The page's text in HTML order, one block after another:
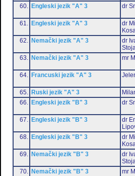
60.
Engleski jezik "A" 3 dr
61. Engleski jezik "A" 3
dr
62.
Nemački jezik "A" 3
dr
63.
Nemački jezik "A" 3 mr
64. Francuski jezik "A" 3
65. Ruski jezik "A" 3
66.
Engleski jezik "B" 3 dr
67. Engleski jezik "B" 3
dr
68.
Engleski jezik "B" 3
dr
69.
Nemački jezik "B" 3
dr
70.
Nemački jezik "B" 3 mr